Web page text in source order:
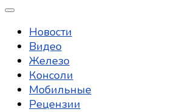
Новости
Видео
Железо
Консоли
Мобильные
Рецензии